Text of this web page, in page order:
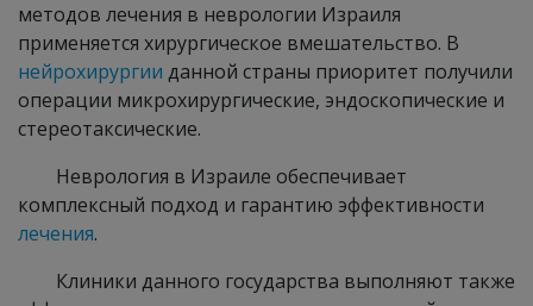
методов лечения в неврологии Израиля
применяется хирургическое вмешательство. В
нейрохирургии данной страны приоритет получили
операции микрохирургические, эндоскопические и
стереотаксические.
Неврология в Израиле обеспечивает
комплексный подход и гарантию эффективности
лечения.
Клиники данного государства выполняют также